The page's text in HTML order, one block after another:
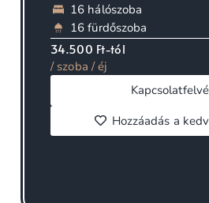
16 hálószoba
16 fürdőszoba
34.500 Ft-tól
/ szoba / éj
Hozzáadás a